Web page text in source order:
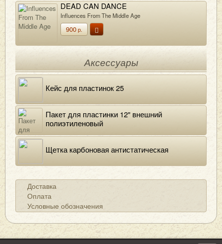
DEAD CAN DANCE
Influences From The Middle Age
900р.
Аксессуары
Кейс для пластинок 25
Пакет для пластинки 12" внешний
полиэтиленовый
Щетка карбоновая антистатическая
Доставка
Оплата
Условные обозначения